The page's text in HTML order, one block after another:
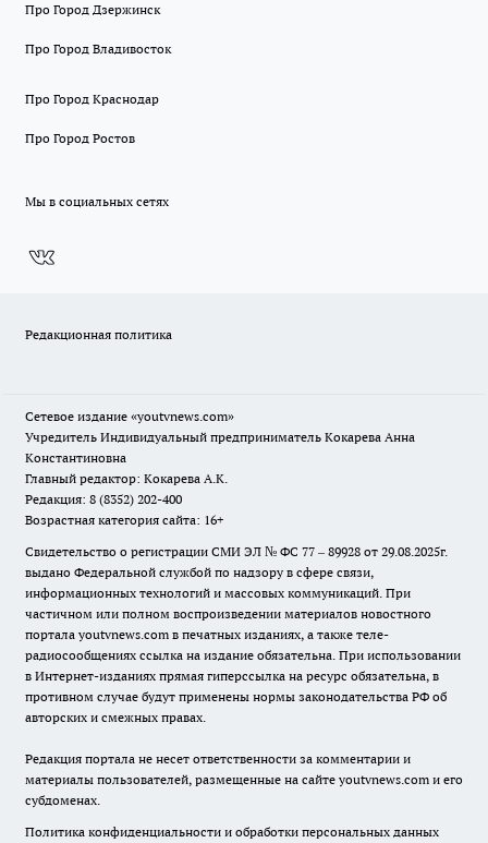
Про Город Дзержинск
Про Город Владивосток
Про Город Краснодар
Про Город Ростов
Мы в социальных сетях
Редакционная политика
Сетевое издание «youtvnews.com»
Учредитель Индивидуальный предприниматель Кокарева Анна
Константиновна
Главный редактор: Кокарева А.К.
Редакция: 8 (8352) 202-400
Возрастная категория сайта: 16+
Свидетельство о регистрации СМИ ЭЛ № ФС 77 – 89928 от 29.08.2025г.
выдано Федеральной службой по надзору в сфере связи,
информационных технологий и массовых коммуникаций. При
частичном или полном воспроизведении материалов новостного
портала youtvnews.com в печатных изданиях, а также теле-
радиосообщениях ссылка на издание обязательна. При использовании
в Интернет-изданиях прямая гиперссылка на ресурс обязательна, в
противном случае будут применены нормы законодательства РФ об
авторских и смежных правах.
Редакция портала не несет ответственности за комментарии и
материалы пользователей, размещенные на сайте youtvnews.com и его
субдоменах.
Политика конфиденциальности и обработки персональных данных